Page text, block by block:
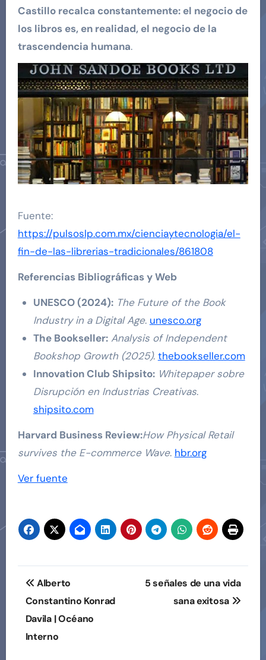
Castillo recalca constantemente: el negocio de
los libros es, en realidad, el negocio de la
trascendencia humana.
Fuente:
https://pulsoslp.com.mx/cienciaytecnologia/el-
fin-de-las-librerias-tradicionales/861808
Referencias Bibliográficas y Web
UNESCO (2024): The Future of the Book
Industry in a Digital Age. unesco.org
The Bookseller: Analysis of Independent
Bookshop Growth (2025). thebookseller.com
Innovation Club Shipsito: Whitepaper sobre
Disrupción en Industrias Creativas.
shipsito.com
Harvard Business Review:How Physical Retail
survives the E-commerce Wave. hbr.org
Navegación
entradas
Ver fuente
Navegación
de
entradas
Alberto
Constantino Konrad
Davila | Océano
Interno
5 señales de una vida
sana exitosa